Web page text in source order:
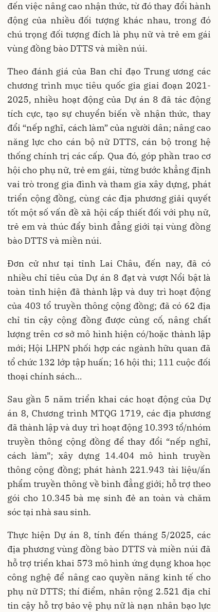
đến việc nâng cao nhận thức, từ đó thay đổi hành
động của nhiều đối tượng khác nhau, trong đó
chú trọng đối tượng đích là phụ nữ và trẻ em gái
vùng đồng bào DTTS và miền núi.
Theo đánh giá của Ban chỉ đạo Trung ương các
chương trình mục tiêu quốc gia giai đoạn 2021-
2025, nhiều hoạt động của Dự án 8 đã tác động
tích cực, tạo sự chuyển biến về nhận thức, thay
đổi “nếp nghĩ, cách làm” của người dân; nâng cao
năng lực cho cán bộ nữ DTTS, cán bộ trong hệ
thống chính trị các cấp. Qua đó, góp phần trao cơ
hội cho phụ nữ, trẻ em gái, từng bước khẳng định
vai trò trong gia đình và tham gia xây dựng, phát
triển cộng đồng, cùng các địa phương giải quyết
tốt một số vấn đề xã hội cấp thiết đối với phụ nữ,
trẻ em và thúc đẩy bình đẳng giới tại vùng đồng
bào DTTS và miền núi.
Đơn cử như tại tỉnh Lai Châu, đến nay, đã có
nhiều chỉ tiêu của Dự án 8 đạt và vượt Nổi bật là
toàn tỉnh hiện đã thành lập và duy trì hoạt động
của 403 tổ truyền thông cộng đồng; đã có 62 địa
chỉ tin cậy cộng đồng được củng cố, nâng chất
lượng trên cơ sở mô hình hiện có/hoặc thành lập
mới; Hội LHPN phối hợp các ngành hữu quan đã
tổ chức 132 lớp tập huấn; 16 hội thi; 111 cuộc đối
thoại chính sách…
Sau gần 5 năm triển khai các hoạt động của Dự
án 8, Chương trình MTQG 1719, các địa phương
đã thành lập và duy trì hoạt động 10.393 tổ/nhóm
truyền thông cộng đồng để thay đổi “nếp nghĩ,
cách làm”; xây dựng 14.404 mô hình truyền
thông cộng đồng; phát hành 221.943 tài liệu/ấn
phẩm truyền thông về bình đẳng giới; hỗ trợ theo
gói cho 10.345 bà mẹ sinh đẻ an toàn và chăm
sóc tại nhà sau sinh.
Thực hiện Dự án 8, tính đến tháng 5/2025, các
địa phương vùng đồng bào DTTS và miền núi đã
hỗ trợ triển khai 573 mô hình ứng dụng khoa học
công nghệ để nâng cao quyền năng kinh tế cho
phụ nữ DTTS; thí điểm, nhân rộng 2.521 địa chỉ
tin cậy hỗ trợ bảo vệ phụ nữ là nạn nhân bạo lực